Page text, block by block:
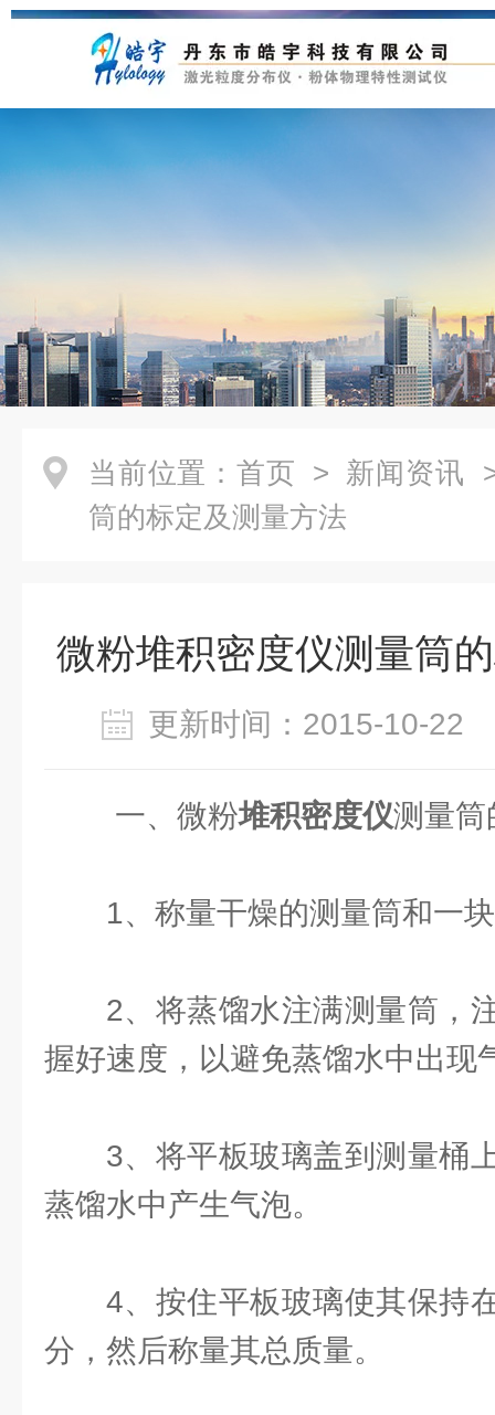
当前位置： 首页 > 新闻资讯
筒的标定及测量方法
微粉堆积密度仪测量筒
更新时间：2015-10-
一、微粉堆积密度仪测量筒
1、称量干燥的测量筒和一
2、将蒸馏水注满测量筒，
握好速度，以避免蒸馏水中出现
3、将平板玻璃盖到测量桶
蒸馏水中产生气泡。
4、按住平板玻璃使其保持
分，然后称量其总质量。